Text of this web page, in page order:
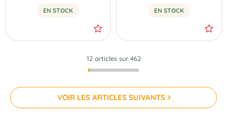
EN STOCK EN STOCK
12 articles sur 462
VOIR LES ARTICLES SUIVANTS